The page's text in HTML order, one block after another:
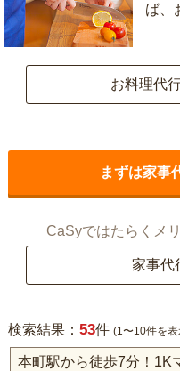
ば、
お料理代
まずは家事
CaSyではたらくメ
家事代
検索結果： 53件 (1〜10件を
本町駅から徒歩7分！1K